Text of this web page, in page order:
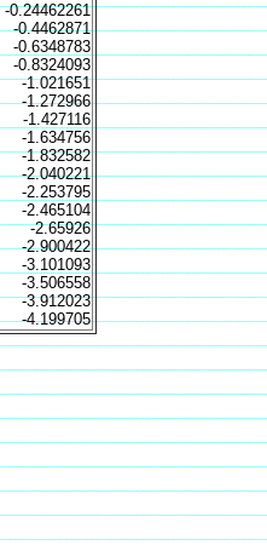
-0.24462261
-0.4462871
-0.6348783
-0.8324093
-1.021651
-1.272966
-1.427116
-1.634756
-1.832582
-2.040221
-2.253795
-2.465104
-2.65926
-2.900422
-3.101093
-3.506558
-3.912023
-4.199705